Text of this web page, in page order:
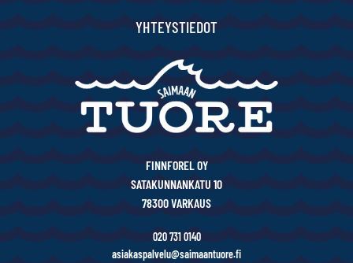
YHTEYSTIEDOT
FINNFOREL OY
SATAKUNNANKATU 10
78300 VARKAUS
020 731 0140
asiakaspalvelu@saimaantuore.fi